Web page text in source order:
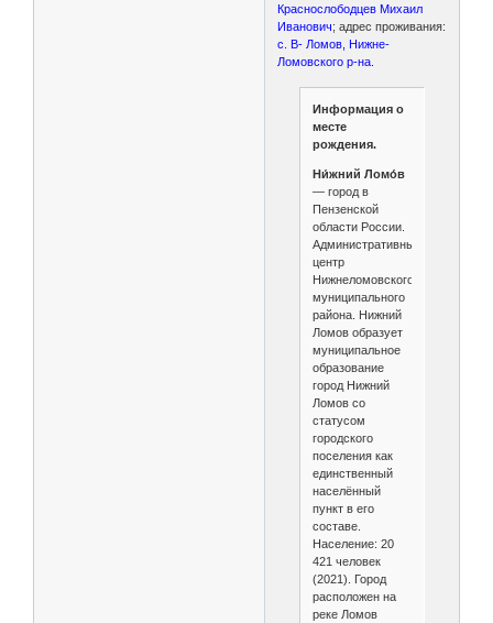
Краснослободцев Михаил
Иванович; адрес проживания:
с. В- Ломов, Нижне-
Ломовского р-на.
Информация о
месте
рождения.
Ни́жний Ломо́в
— город в
Пензенской
области России.
Административный
центр
Нижнеломовского
муниципального
района. Нижний
Ломов образует
муниципальное
образование
город Нижний
Ломов со
статусом
городского
поселения как
единственный
населённый
пункт в его
составе.
Население: 20
421 человек
(2021). Город
расположен на
реке Ломов